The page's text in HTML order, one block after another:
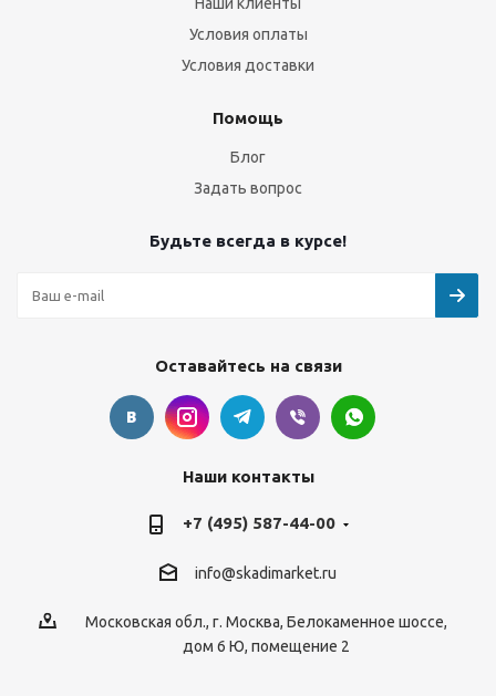
Условия оплаты
Условия доставки
Помощь
Блог
Задать вопрос
Будьте всегда в курсе!
Оставайтесь на связи
Наши контакты
+7 (495) 587-44-00
info@skadimarket.ru
Московская обл., г. Москва, Белокаменное шоссе,
дом 6 Ю, помещение 2